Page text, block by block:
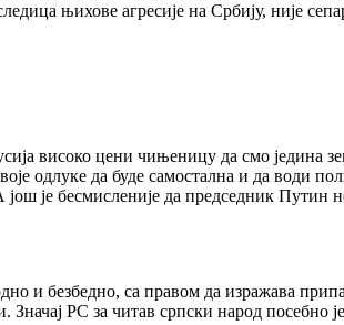
њихове агресије на Србију, није
високо цени чињеницу да смо једина
одлуке да буде самостална и да води
је бесмисленије да председник Путин
и безбедно, са правом да изражава
РС за читав српски народ посебно